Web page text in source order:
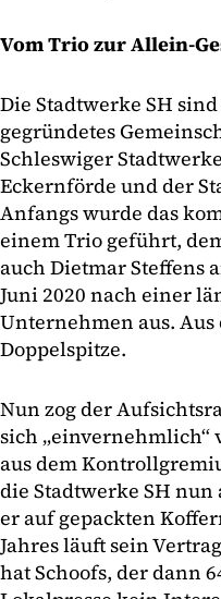
Vom Trio zur Allein-
Die Stadtwerke SH
gegründetes
Schleswiger
Eckernförde und der
Anfangs wurde das
einem Trio geführt,
auch Dietmar Steffens
Juni 2020 nach einer
Unternehmen aus.
Doppelspitze.
Nun zog der
sich „einvernehmlich“
aus dem
die Stadtwerke SH
er auf gepackten
Jahres läuft sein
hat Schoofs, der dann